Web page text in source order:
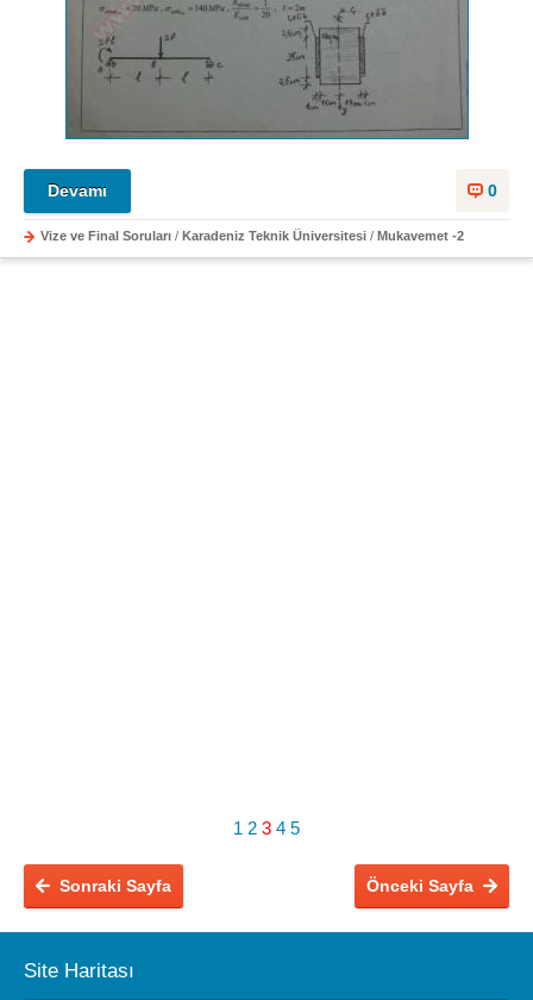
0
Devamı
Vize ve Final Soruları / Karadeniz Teknik Üniversitesi / Mukavemet -2
1 2 3 4 5
Önceki Sayfa
Sonraki Sayfa
Site Haritası